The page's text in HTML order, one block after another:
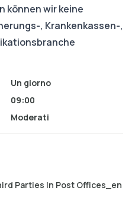
können wir keine
, Krankenkassen-,
Un giorno
09:00
Moderati
Parties In Post Offices_en